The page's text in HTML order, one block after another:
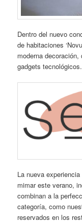
Dentro del nuevo
de habitaciones
moderna
gadgets tecnológicos.
La nueva
mimar este verano,
combinan a la
categoría, como
reservados en los